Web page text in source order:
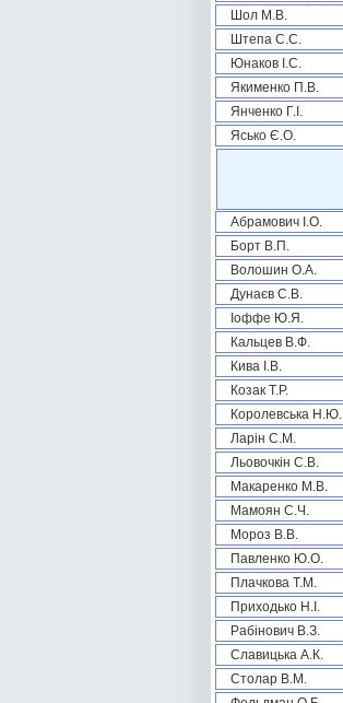
Шол М.В.
Штепа С.С.
Юнаков І.С.
Якименко П.В.
Янченко Г.І.
Ясько Є.О.
Абрамович І.О.
Борт В.П.
Волошин О.А.
Дунаєв С.В.
Іоффе Ю.Я.
Кальцев В.Ф.
Кива І.В.
Козак Т.Р.
Королевська Н.Ю.
Ларін С.М.
Льовочкін С.В.
Макаренко М.В.
Мамоян С.Ч.
Мороз В.В.
Павленко Ю.О.
Плачкова Т.М.
Приходько Н.І.
Рабінович В.З.
Славицька А.К.
Столар В.М.